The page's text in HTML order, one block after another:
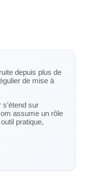
depuis plus de
de mise à
sur
assume un rôle
pratique,